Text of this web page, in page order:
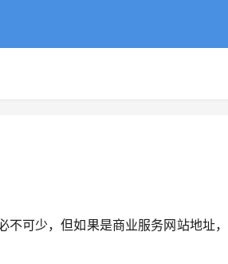
不可少，但如果是商业服务网站地址